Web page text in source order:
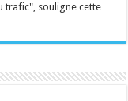
trafic", souligne cette